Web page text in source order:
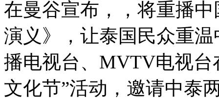
在曼谷宣布，，将重播
演义》，让泰国民众重
播电视台、MVTV电视台
文化节”活动，邀请中泰